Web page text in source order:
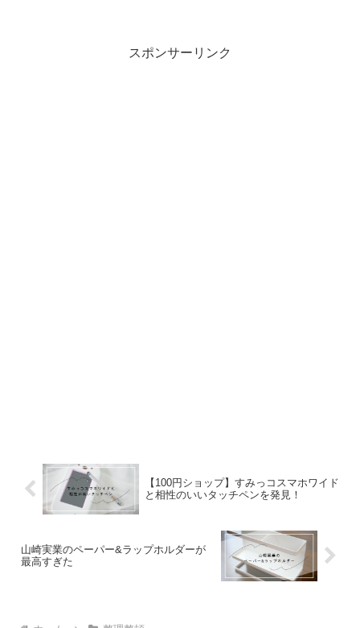
スポンサーリンク
【100円ショップ】すみっコスマホワイド
と相性のいいタッチペンを発見！
山崎実業のペーパー&ラップホルダーが
最高すぎた